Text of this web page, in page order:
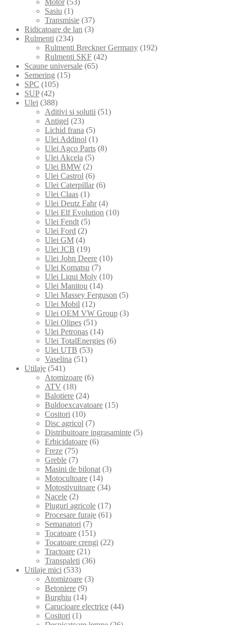
Sasiu (1)
Transmisie (37)
Ridicatoare de lan (3)
Rulmenti (234)
Rulmenti Breckner Germany (192)
Rulmenti SKF (42)
Scaune universale (65)
Semering (15)
SPC (105)
SUP (42)
Ulei (388)
Aditivi si solutii (51)
Antigel (23)
Lichid frana (5)
Ulei Addinol (1)
Ulei Agco Parts (8)
Ulei Akcela (5)
Ulei BMW (2)
Ulei Castrol (6)
Ulei Caterpillar (6)
Ulei Claas (1)
Ulei Deutz Fahr (4)
Ulei Elf Evolution (10)
Ulei Fendt (5)
Ulei Ford (2)
Ulei GM (4)
Ulei JCB (19)
Ulei John Deere (10)
Ulei Komatsu (7)
Ulei Liqui Moly (10)
Ulei Manitou (14)
Ulei Massey Ferguson (5)
Ulei Mobil (12)
Ulei OEM VW Group (3)
Ulei Olipes (51)
Ulei Petronas (14)
Ulei TotalEnergies (6)
Ulei UTB (53)
Vaselina (51)
Utilaje (541)
Atomizoare (6)
ATV (18)
Balotiere (24)
Buldoexcavatoare (15)
Cositori (10)
Disc agricol (7)
Distribuitoare ingrasaminte (5)
Erbicidatoare (6)
Freze (75)
Greble (7)
Masini de bilonat (3)
Motocultoare (14)
Motostivuitoare (34)
Nacele (2)
Pluguri agricole (17)
Procesare furaje (61)
Semanatori (7)
Tocatoare (151)
Tocatoare crengi (22)
Tractoare (21)
Transpaleti (36)
Utilaje mici (533)
Atomizoare (3)
Betoniere (9)
Burghiu (14)
Carucioare electrice (44)
Cositori (1)